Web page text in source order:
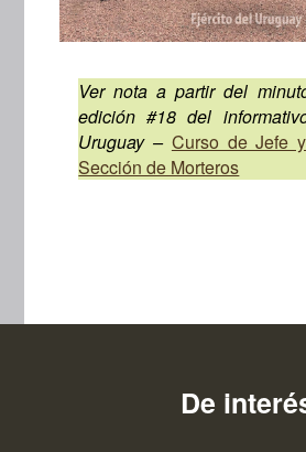
Ver nota a partir del
edición #18 del
Uruguay – Curso de Jefe
Sección de Morteros
De